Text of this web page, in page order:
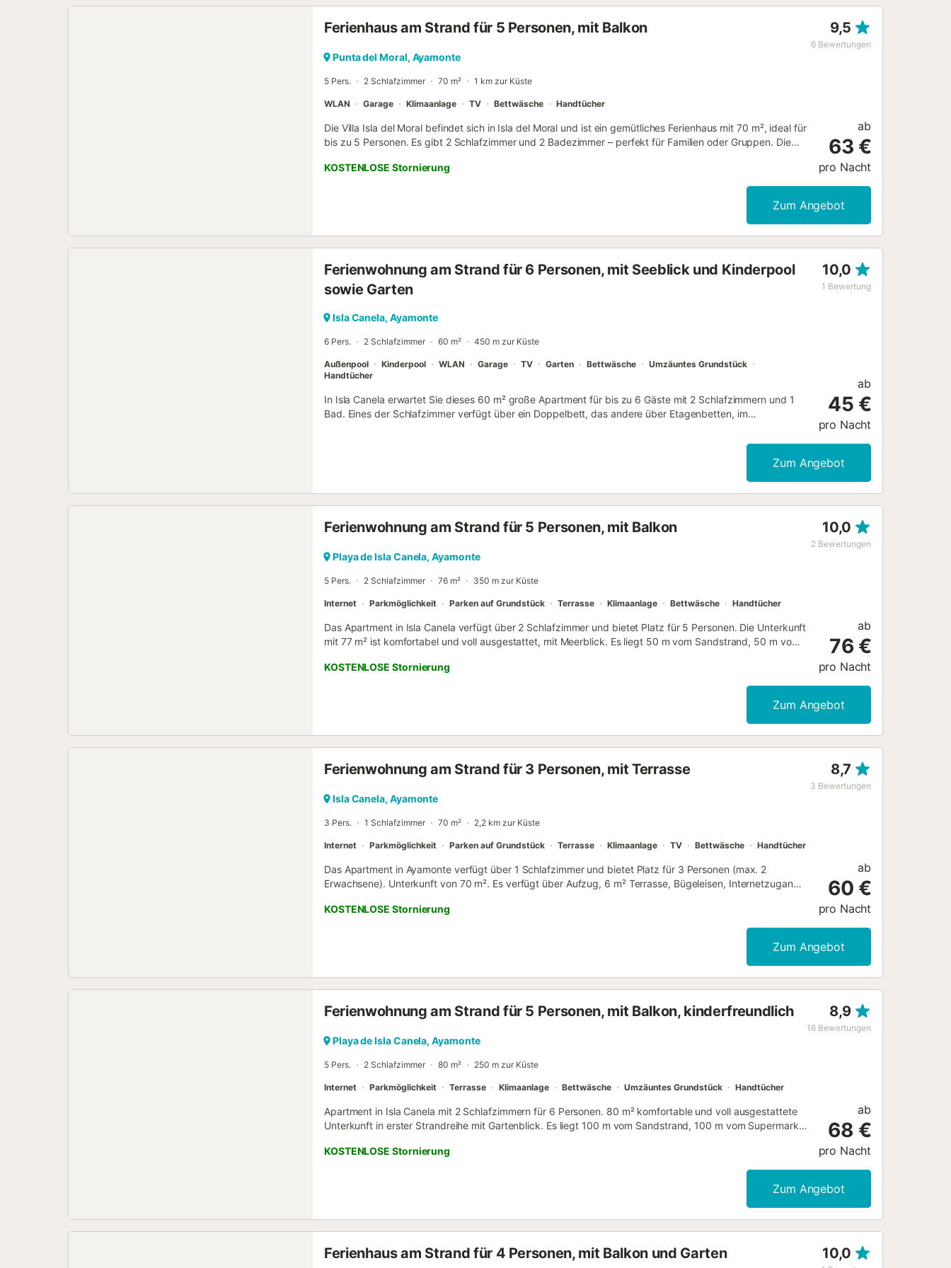
spanischsprachigen Kanälen, und kostenloses WLAN hält Sie verbunden. Naturliebhaber werden die
Reichweite mehrerer Golfplätze, darunter Valle Guadiana Links und Isla Canela Old Golf Course. Die
Zu den praktisc...
Ferienhaus am Strand für 5 Personen, mit Balkon 9,5
6 Bewertungen
Punta del Moral, Ayamonte
5 Pers. 2 Schlafzimmer 70 m² 1 km zur Küste
WLAN Garage Klimaanlage TV Bettwäsche Handtücher
Die Villa Isla del Moral befindet sich in Isla del Moral und ist ein gemütliches Ferienhaus mit 70 m², ideal für
bis zu 5 Personen. Es gibt 2 Schlafzimmer und 2 Badezimmer – perfekt für Familien oder Gruppen. Die
Annehmlichkeiten gehören Highspeed-WLAN für Videokonferenzen, Fernseher, Klimaanlage sowie ein
eigener Arbeitsbereich für Gäste, die arbeiten möchten. Für Babys steht ein Kinderbett zur Verfügung.
Der private Balkon und die offene Terrasse laden zum Entspannen und Genießen der Umgebung ein.
Dank der Nähe zum Strand erreichen Sie das Meer schnell und können erholsame Stunden verbringen.
Ein Parkplatz befindet sich direkt vor dem Haus. Veranstaltungen sind auf dem Grundstück nicht
KOSTENLOSE Stornierung
ab
63 €
pro Nacht
Zum Angebot
Ferienwohnung am Strand für 6 Personen, mit Seeblick und Kinderpool
sowie Garten
10,0
1 Bewertung
Isla Canela, Ayamonte
6 Pers. 2 Schlafzimmer 60 m² 450 m zur Küste
Außenpool Kinderpool WLAN Garage TV Garten Bettwäsche
Umzäuntes Grundstück
Handtücher
In Isla Canela erwartet Sie dieses 60 m² große Apartment für bis zu 6 Gäste mit 2 Schlafzimmern und 1
Bad. Eines der Schlafzimmer verfügt über ein Doppelbett, das andere über Etagenbetten, im
Apartment und Aufzug. Genießen Sie eine überdachte private Terrasse, einen privaten Balkon sowie eine
finden einen Gemeinschaftsspielplatz vor. Zur Unterkunft gehören ein Gemeinschaftsparkplatz in der
Verkehrsmittel sind leicht erreichbar. Veranstaltungen sind auf dem Grundstück nicht gestattet. Das
Golfplatz. Der Pool ist vom 15. Juni bis 15. September geöffnet. In der ersten Junihälfte und der zweiten
Septemberhälfte ist er nur samstags und sonntags ge...
ab
45 €
pro Nacht
Zum Angebot
Ferienwohnung am Strand für 5 Personen, mit Balkon 10,0
2 Bewertungen
Playa de Isla Canela, Ayamonte
5 Pers. 2 Schlafzimmer 76 m² 350 m zur Küste
Internet Parkmöglichkeit Parken auf Grundstück Terrasse Klimaanlage Bettwäsche Handtücher
Das Apartment in Isla Canela verfügt über 2 Schlafzimmer und bietet Platz für 5 Personen. Die Unterkunft
mit 77 m² ist komfortabel und voll ausgestattet, mit Meerblick. Es liegt 50 m vom Sandstrand, 50 m vom
"Ayamonte", 157 km vom Flughafen "Flughafen Sevilla (SVQ)" entfernt und befindet sich in einer idealen
Gegend für Kinder und in Strandnähe. Es verfügt über einen Aufzug, eine Terrasse, eine Waschmaschine,
Schlafzimmern, einen Gemeinschaftspool + Kinderbecken, eine überdachte Parkmöglichkeit im selben
Gebäude und 2 Fernseher. Die amerikanische Küche mit Cerankochfeld ist ausgestattet mit Mikrowelle,
KOSTENLOSE Stornierung
ab
76 €
pro Nacht
Zum Angebot
Ferienwohnung am Strand für 3 Personen, mit Terrasse 8,7
3 Bewertungen
Isla Canela, Ayamonte
3 Pers. 1 Schlafzimmer 70 m² 2,2 km zur Küste
Internet Parkmöglichkeit Parken auf Grundstück Terrasse Klimaanlage TV Bettwäsche Handtücher
Das Apartment in Ayamonte verfügt über 1 Schlafzimmer und bietet Platz für 3 Personen (max. 2
Erwachsene). Unterkunft von 70 m². Es verfügt über Aufzug, 6 m² Terrasse, Bügeleisen, Internetzugang
Parkplatz im selben Gebäude, Fernseher. Die separate Küche mit Cerankochfeld ist ausgestattet mit
Kühlschrank, Mikrowelle, Backofen, Gefrierschrank, Waschmaschine, Geschirr/Besteck, Kochutensilien,
KOSTENLOSE Stornierung
ab
60 €
pro Nacht
Zum Angebot
Ferienwohnung am Strand für 5 Personen, mit Balkon, kinderfreundlich 8,9
16 Bewertungen
Playa de Isla Canela, Ayamonte
5 Pers. 2 Schlafzimmer 80 m² 250 m zur Küste
Internet Parkmöglichkeit Terrasse Klimaanlage Bettwäsche Umzäuntes Grundstück Handtücher
Apartment in Isla Canela mit 2 Schlafzimmern für 6 Personen. 80 m² komfortable und voll ausgestattete
Unterkunft in erster Strandreihe mit Gartenblick. Es liegt 100 m vom Sandstrand, 100 m vom Supermarkt
Meer. Es verfügt über einen Aufzug, Gartenmöbel, ein umzäuntes Grundstück, 25 m² Terrasse,
Bügeleisen, Internetzugang (WLAN), Haartrockner, einen Kinderspielbereich, einen Tennisplatz, einen
Gemeinschaftspool + Kinderbecken, kostenlose Parkplätze im selben Gebäude und einen Fernseher. Die
separate Küche mit Cerankochfeld ist mit Kühlschrank, Mikrowelle, Backofen, Gefrierschrank,
KOSTENLOSE Stornierung
ab
68 €
pro Nacht
Zum Angebot
Ferienhaus am Strand für 4 Personen, mit Balkon und Garten 10,0